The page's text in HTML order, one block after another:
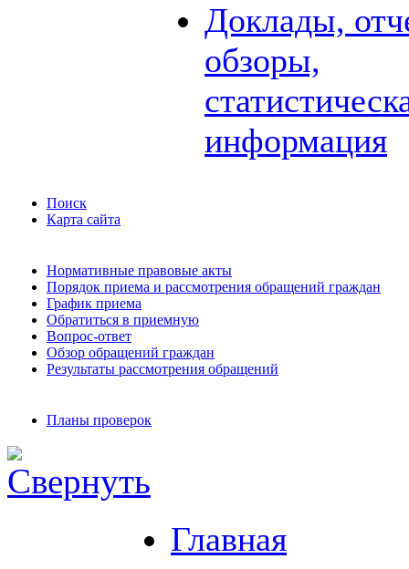
Доклады,
обзоры,
информация
Поиск
Карта сайта
Нормативные правовые акты
Порядок приема и рассмотрения обращений граждан
График приема
Обратиться в приемную
Вопрос-ответ
Обзор обращений граждан
Результаты рассмотрения обращений
Планы проверок
Главная